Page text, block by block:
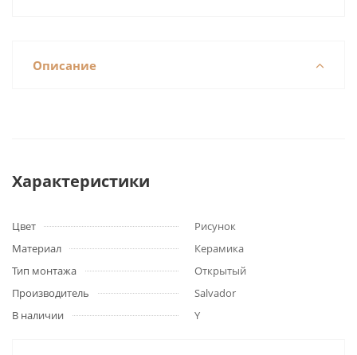
Описание
Характеристики
Цвет
Рисунок
Материал
Керамика
Тип монтажа
Открытый
Производитель
Salvador
В наличии
Y